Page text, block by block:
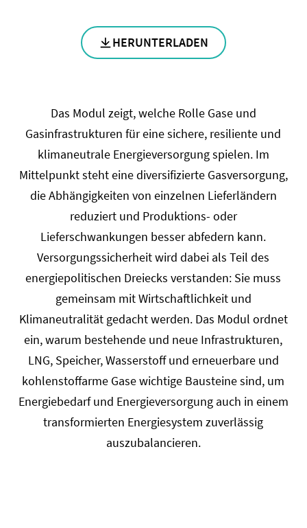
HERUNTERLADEN
Das Modul zeigt, welche Rolle Gase und
Gasinfrastrukturen für eine sichere, resiliente und
klimaneutrale Energieversorgung spielen. Im
Mittelpunkt steht eine diversifizierte Gasversorgung,
die Abhängigkeiten von einzelnen Lieferländern
reduziert und Produktions- oder
Lieferschwankungen besser abfedern kann.
Versorgungssicherheit wird dabei als Teil des
energiepolitischen Dreiecks verstanden: Sie muss
gemeinsam mit Wirtschaftlichkeit und
Klimaneutralität gedacht werden. Das Modul ordnet
ein, warum bestehende und neue Infrastrukturen,
LNG, Speicher, Wasserstoff und erneuerbare und
kohlenstoffarme Gase wichtige Bausteine sind, um
Energiebedarf und Energieversorgung auch in einem
transformierten Energiesystem zuverlässig
auszubalancieren.